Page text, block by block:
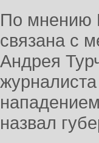
По мнению
связана с
Андрея
назвал